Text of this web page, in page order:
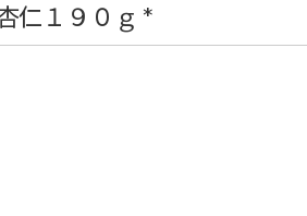
仁１９０ｇ *